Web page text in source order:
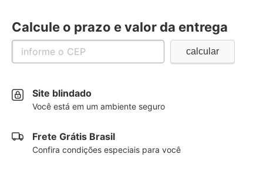
Calcule o prazo e valor da entrega
Site blindado
Você está em um ambiente seguro
Frete Grátis Brasil
Confira condições especiais para você